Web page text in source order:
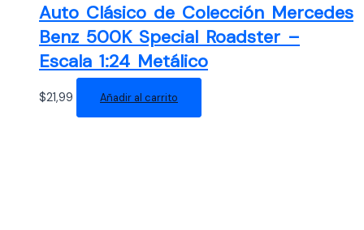
Auto Clásico de Colección Mercedes
Benz 500K Special Roadster –
Escala 1:24 Metálico
$21,99 Añadir al carrito